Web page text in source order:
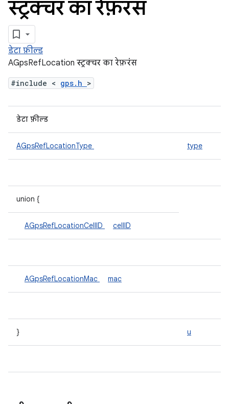
स्ट्रक्चर का रेफ़रंस
डेटा फ़ील्ड
AGpsRefLocation स्ट्रक्चर का रेफ़रंस
#include < gps.h >
डेटा फ़ील्ड
AGpsRefLocationType type
union {
AGpsRefLocationCellID cellID
AGpsRefLocationMac mac
} u